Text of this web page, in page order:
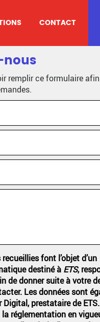
CONTACT
remplir ce formulaire
font l’objet d’un
destiné àETS,
de donner suite à votre
Les données sont
prestataire de ETS.
réglementation en